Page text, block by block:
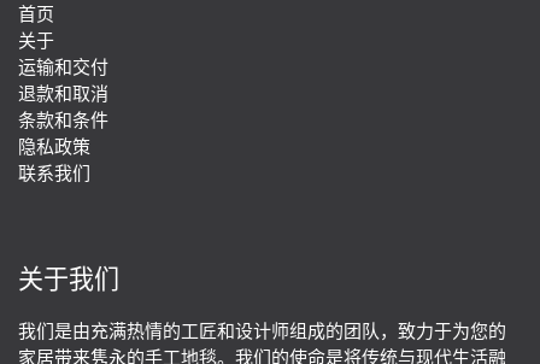
首页
关于
运输和交付
退款和取消
条款和条件
隐私政策
联系我们
关于我们
我们是由充满热情的工匠和设计师组成的团队，致力于为您的
家居带来隽永的手工地毯。我们的使命是将传统与现代生活融